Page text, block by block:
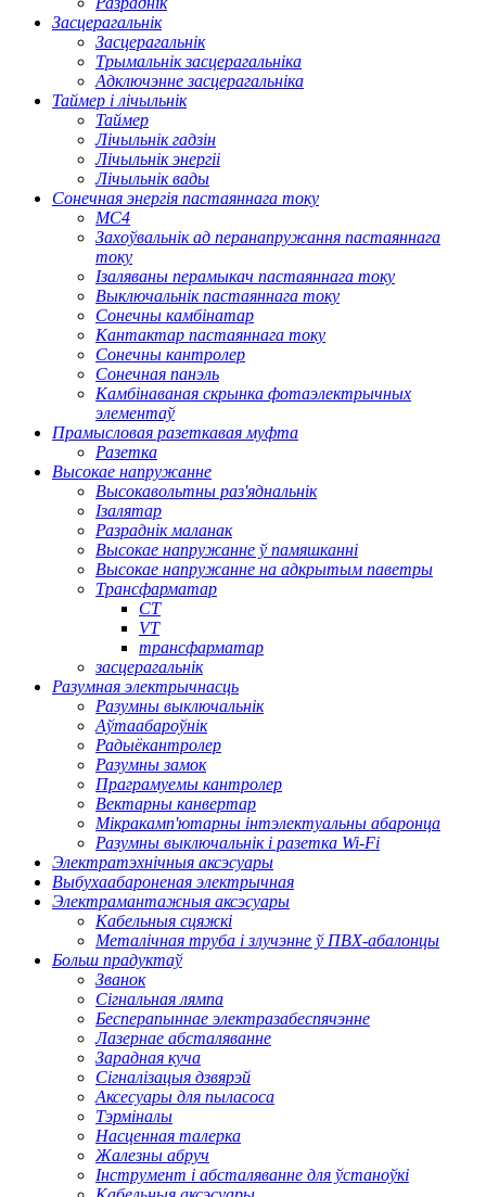
Засцерагальнік
Засцерагальнік
Трымальнік засцерагальніка
Адключэнне засцерагальніка
Таймер і лічыльнік
Таймер
Лічыльнік гадзін
Лічыльнік энергіі
Лічыльнік вады
Сонечная энергія пастаяннага току
МС4
Захоўвальнік ад перанапружання пастаяннага
току
Ізаляваны перамыкач пастаяннага току
Выключальнік пастаяннага току
Сонечны камбінатар
Кантактар ​​пастаяннага току
Сонечны кантролер
Сонечная панэль
Камбінаваная скрынка фотаэлектрычных
элементаў
Прамысловая разеткавая муфта
Разетка
Высокае напружанне
Высокавольтны раз'яднальнік
Ізалятар
Разраднік маланак
Высокае напружанне ў памяшканні
Высокае напружанне на адкрытым паветры
Трансфарматар
CT
VT
трансфарматар
засцерагальнік
Разумная электрычнасць
Разумны выключальнік
Аўтаабароўнік
Радыёкантролер
Разумны замок
Праграмуемы кантролер
Вектарны канвертар
Мікракамп'ютарны інтэлектуальны абаронца
Разумны выключальнік і разетка Wi-Fi
Электратэхнічныя аксэсуары
Выбухаабароненая электрычная
Электрамантажныя аксэсуары
Кабельныя сцяжкі
Металічная труба і злучэнне ў ПВХ-абалонцы
Больш прадуктаў
Званок
Сігнальная лямпа
Бесперапыннае электразабеспячэнне
Лазернае абсталяванне
Зарадная куча
Сігналізацыя дзвярэй
Аксесуары для пыласоса
Тэрміналы
Насценная талерка
Жалезны абруч
Інструмент і абсталяванне для ўстаноўкі